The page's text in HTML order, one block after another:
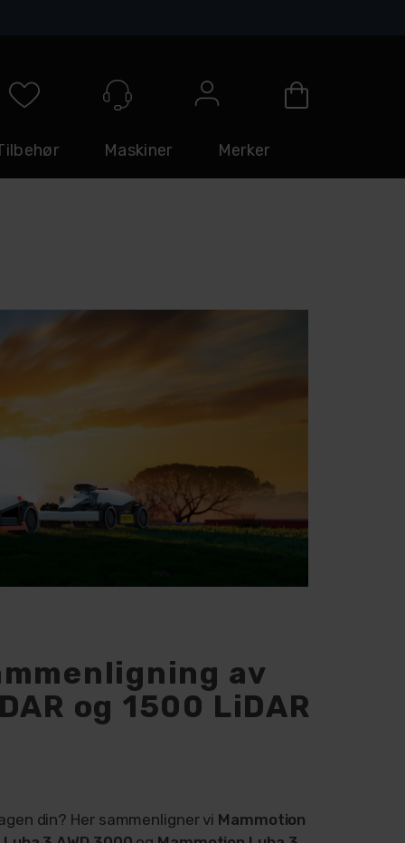
Maskiner Merker
av
og 1500 LiDAR
din? Her sammenligner vi Mammotion